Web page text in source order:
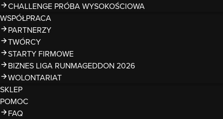
CHALLENGE PRÓBA WYSOKOŚCIOWA
WSPÓŁPRACA
PARTNERZY
TWÓRCY
STARTY FIRMOWE
BIZNES LIGA RUNMAGEDDON 2026
WOLONTARIAT
SKLEP
POMOC
FAQ